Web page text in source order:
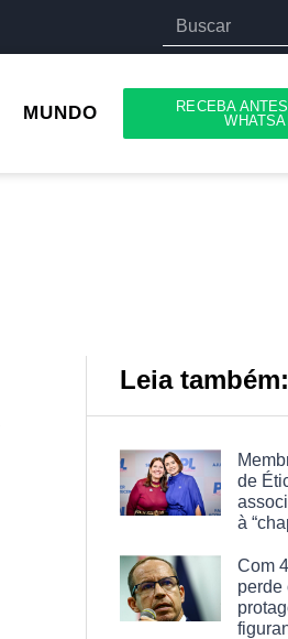
MUNDO
RECEBA
Leia também:
de
à
Com
perde